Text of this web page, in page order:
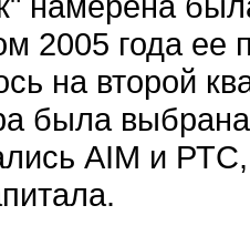
2005 года ее
на второй
была
AIM и